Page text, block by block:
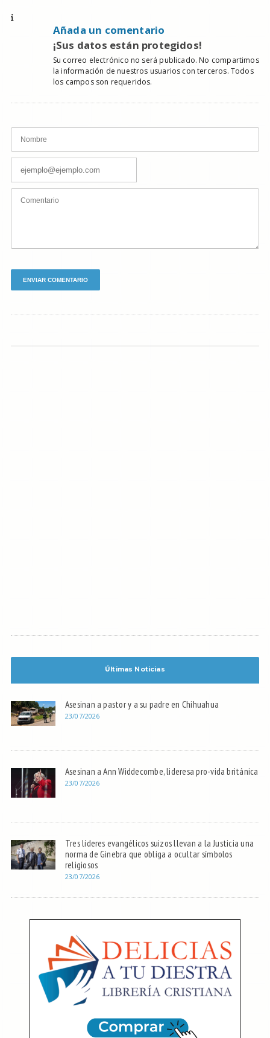
Añada un comentario
¡Sus datos están protegidos!
Su correo electrónico no será publicado. No compartimos
la información de nuestros usuarios con terceros. Todos
los campos son requeridos.
Últimas Noticias
Asesinan a pastor y a su padre en Chihuahua
23/07/2026
Asesinan a Ann Widdecombe, lideresa pro-vida británica
23/07/2026
Tres líderes evangélicos suizos llevan a la Justicia una
norma de Ginebra que obliga a ocultar símbolos
religiosos
23/07/2026